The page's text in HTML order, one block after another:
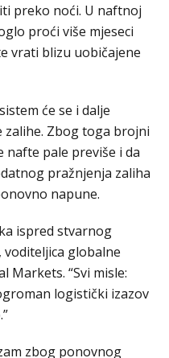
preko noći. U naftnoj
proći više mjeseci
vrati blizu uobičajene
će se i dalje
Zbog toga brojni
nafte pale previše i da
pražnjenja zaliha
napune.
ispred stvarnog
voditeljica globalne
Markets. “Svi misle:
logistički izazov
zbog ponovnog